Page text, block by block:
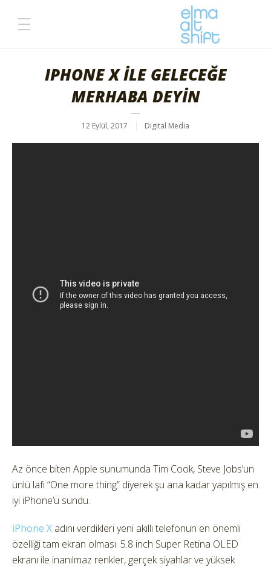
IPHONE X İLE GELECEĞE
MERHABA DEYİN
12 Eylül, 2017 Digital Media
Az önce biten Apple sunumunda Tim Cook, Steve Jobs’un
ünlü lafı “One more thing” diyerek şu ana kadar yapılmış en
iyi iPhone’u sundu.
iPhone X adını verdikleri yeni akıllı telefonun en önemli
özelliği tam ekran olması. 5.8 inch Super Retina OLED
ekranı ile inanılmaz renkler, gerçek siyahlar ve yüksek